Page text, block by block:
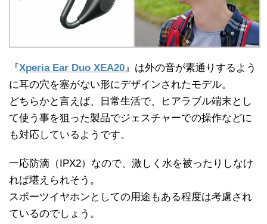
『Xperia Ear Duo XEA20』は外の音が素通りするよう
に耳の穴を塞がない形にデザインされたモデル。
どちらかと言えば、日常生活で、ヒアラブル端末とし
て使う事を狙った製品でジェスチャーでの操作などに
も対応しているようです。
一応防滴（IPX2）なので、激しく水を被ったりしなけ
れば堪えられそう。
スポーツイヤホンとしての用途もある程度は考慮され
ているのでしょう。